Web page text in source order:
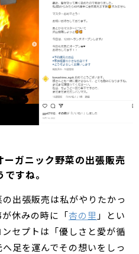
ーガニック野菜の出張販売
すね。
の出張販売は私がやりたかっ
休みの時に「杏の里 」とい
セプトは「優しさと愛が循
足を運んでその想いをしっ